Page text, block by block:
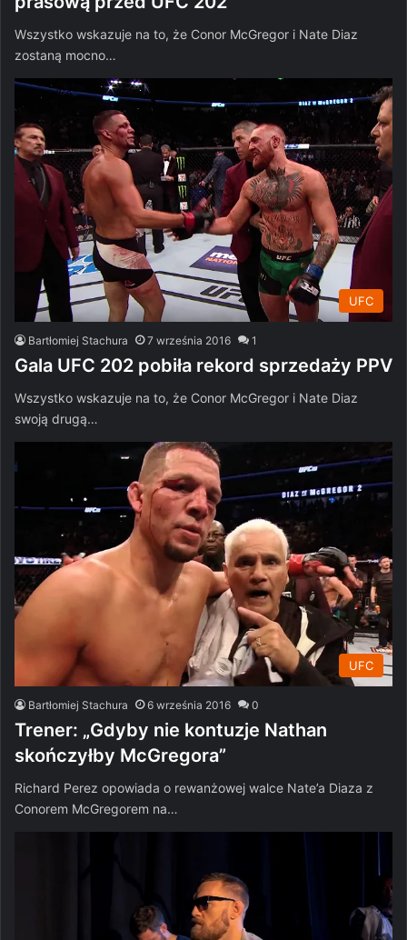
Wszystko wskazuje na to, że Conor McGregor i Nate Diaz
zostaną mocno…
UFC
Bartłomiej Stachura 7 września 2016 1
Gala UFC 202 pobiła rekord sprzedaży PPV
Wszystko wskazuje na to, że Conor McGregor i Nate Diaz
swoją drugą…
UFC
Bartłomiej Stachura 6 września 2016 0
Trener: „Gdyby nie kontuzje Nathan
skończyłby McGregora”
Richard Perez opowiada o rewanżowej walce Nate’a Diaza z
Conorem McGregorem na…